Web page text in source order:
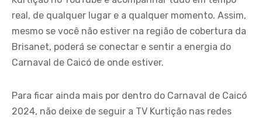
real, de qualquer lugar e a qualquer momento. Assim,
mesmo se você não estiver na região de cobertura da
Brisanet, poderá se conectar e sentir a energia do
Carnaval de Caicó de onde estiver.
Para ficar ainda mais por dentro do Carnaval de Caicó
2024, não deixe de seguir a TV Kurtição nas redes